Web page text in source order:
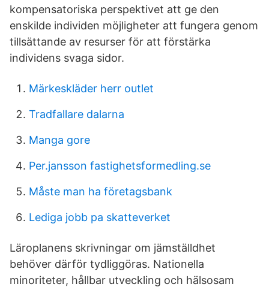
kompensatoriska perspektivet att ge den
enskilde individen möjligheter att fungera genom
tillsättande av resurser för att förstärka
individens svaga sidor.
Märkeskläder herr outlet
Tradfallare dalarna
Manga gore
Per.jansson fastighetsformedling.se
Måste man ha företagsbank
Lediga jobb pa skatteverket
Läroplanens skrivningar om jämställdhet
behöver därför tydliggöras. Nationella
minoriteter, hållbar utveckling och hälsosam